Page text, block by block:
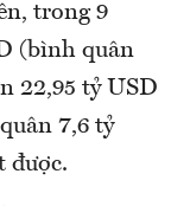
trong 9
(bình quân
22,95 tỷ USD
7,6 tỷ
được.